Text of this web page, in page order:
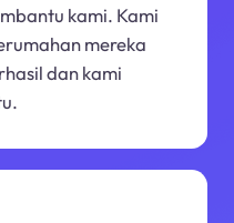
kami. Kami
mereka
dan kami